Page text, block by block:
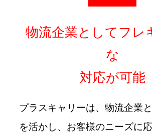
物流企業としてフレ
な
対応が可能
プラスキャリーは、物流企業
を活かし、お客様のニーズに